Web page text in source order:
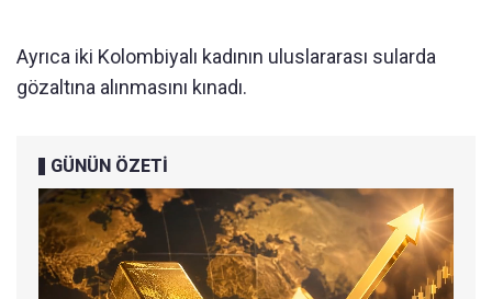
Ayrıca iki Kolombiyalı kadının uluslararası sularda
gözaltına alınmasını kınadı.
GÜNÜN ÖZETİ